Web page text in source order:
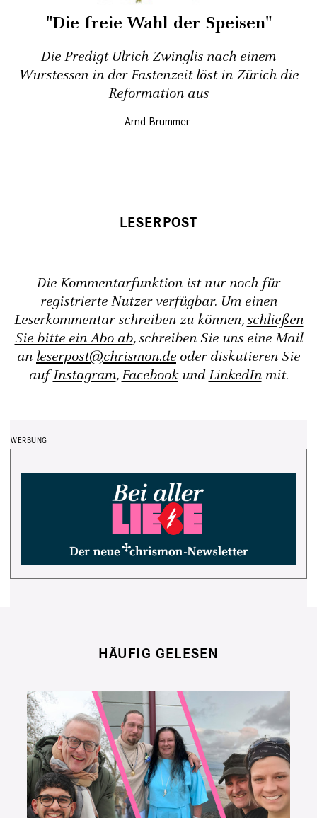
"Die freie Wahl der Speisen"
Die Predigt Ulrich Zwinglis nach einem
Wurstessen in der Fastenzeit löst in Zürich die
Reformation aus
Arnd Brummer
Die Kommentarfunktion ist nur noch für
registrierte Nutzer verfügbar. Um einen
Leserkommentar schreiben zu können,schließen
Sie bitte ein Abo ab, schreiben Sie uns eine Mail
an leserpost@chrismon.de oder diskutieren Sie
aufInstagram,FacebookundLinkedInmit.
HÄUFIG GELESEN